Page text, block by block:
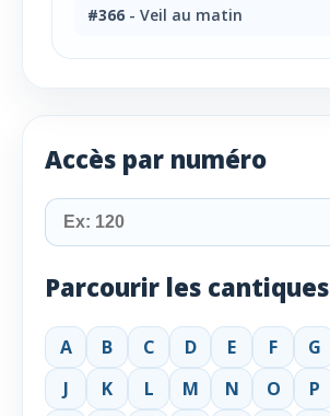
Accès par numéro
Parcourir les cantiques
A B C D E F G
J
K L M N O P
#366 - Veil au matin